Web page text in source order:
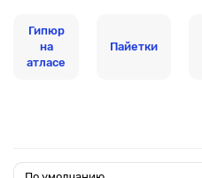
Гипюр
на
атласе
Пайетки